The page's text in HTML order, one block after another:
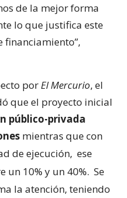
de la mejor forma
lo que justifica este
porEl Mercurio, el
que el proyecto inicial
público-privada
mientras que con
de ejecución, ese
un 10% y un 40%. Se
la atención, teniendo